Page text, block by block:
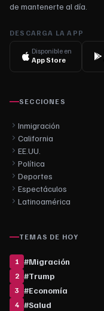
de mantenerte al día.
DESCARGA LA APP
Disponible en
App Store
SECCIONES
Inmigración
California
EE.UU.
Política
Deportes
Espectáculos
Latinoamérica
TEMAS DE HOY
1 #Migración
2 #Trump
3 #Economía
4 #Salud